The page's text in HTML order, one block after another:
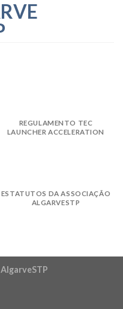
REGULAMENTO TEC
LAUNCHER ACCELERATION
ESTATUTOS DA ASSOCIAÇÃO
ALGARVESTP
AlgarveSTP